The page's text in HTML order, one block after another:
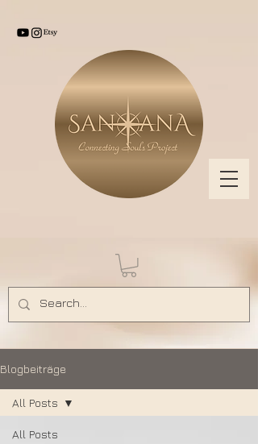
Blogbeiträge
All Posts
All Posts